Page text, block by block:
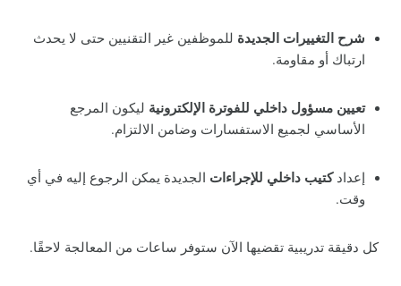
شرح التغييرات الجديدة للموظفين غير التقنيين حتى لا يحدث
ارتباك أو مقاومة.
تعيين مسؤول داخلي للفوترة الإلكترونية ليكون المرجع
الأساسي لجميع الاستفسارات وضامن الالتزام.
إعدادكتيب داخلي للإجراءات الجديدة يمكن الرجوع إليه في أي
وقت.
كل دقيقة تدريبية تقضيها الآن ستوفر ساعات من المعالجة لاحقًا.